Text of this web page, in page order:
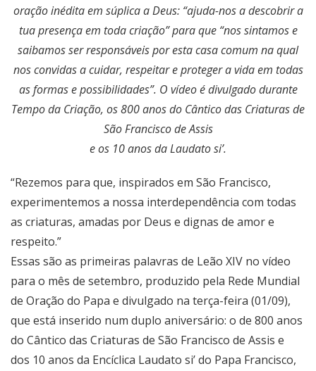
oração inédita em súplica a Deus: “ajuda-nos a descobrir a
tua presença em toda criação” para que “nos sintamos e
saibamos ser responsáveis por esta casa comum na qual
nos convidas a cuidar, respeitar e proteger a vida em todas
as formas e possibilidades”. O vídeo é divulgado durante
Tempo da Criação, os 800 anos do Cântico das Criaturas de
São Francisco de Assis
e os 10 anos da Laudato si’.
“Rezemos para que, inspirados em São Francisco,
experimentemos a nossa interdependência com todas
as criaturas, amadas por Deus e dignas de amor e
respeito.”
Essas são as primeiras palavras de Leão XIV no vídeo
para o mês de setembro, produzido pela Rede Mundial
de Oração do Papa e divulgado na terça-feira (01/09),
que está inserido num duplo aniversário: o de 800 anos
do Cântico das Criaturas de São Francisco de Assis e
dos 10 anos da Encíclica Laudato si’ do Papa Francisco,